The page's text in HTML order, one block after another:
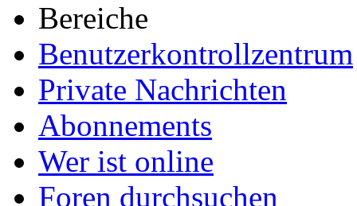
Bereiche
Benutzerkontrollzentrum
Private Nachrichten
Abonnements
Wer ist online
Foren durchsuchen